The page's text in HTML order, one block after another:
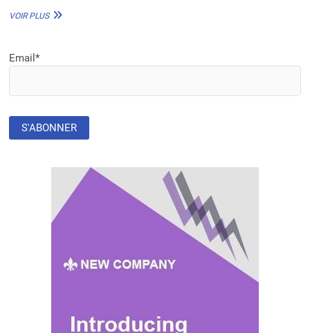
VOIR PLUSFESTIVAL
LA
Email*